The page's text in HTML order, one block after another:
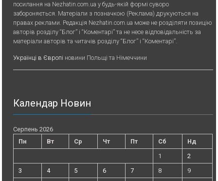
посилання на Nezhatin.com.ua у будь-якiй формi суворо
забороняється. Матеріали з позначкою (Реклама) друкуються на
правах реклами. Редакція Nezhatin.com.ua може не розділяти позицію
авторів розділу “Блог” і “Коментарі” та не несе відповідальність за
матеріали авторів та читачів розділу “Блог” і “Коментарі”.
Українці в Європі новини Польщі та Німеччини
Календар Новин
Серпень 2026
Пн
Вт Ср Чт Пт Сб
Нд
1
2
3
4 5 6 7 8
9